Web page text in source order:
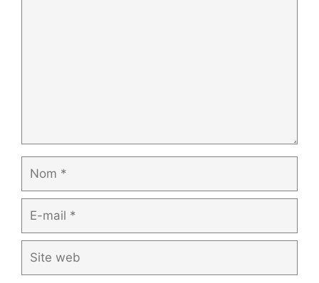
mail
web